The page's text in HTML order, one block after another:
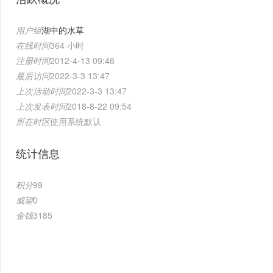
用户组湖中的水草
在线时间364 小时
注册时间2012-4-13 09:46
最后访问2022-3-3 13:47
上次活动时间2022-3-3 13:47
上次发表时间2018-8-22 09:54
所在时区使用系统默认
统计信息
积分99
威望0
金钱3185